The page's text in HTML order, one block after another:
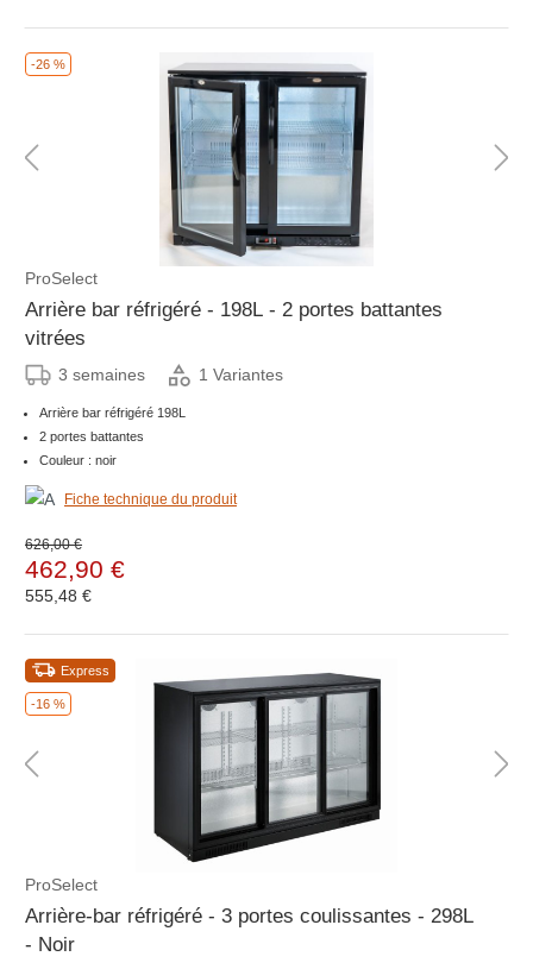
-26 %
ProSelect
Arrière bar réfrigéré - 198L - 2 portes battantes
vitrées
3 semaines 1 Variantes
Arrière bar réfrigéré 198L
2 portes battantes
Couleur : noir
Fiche technique du produit
626,00 €
462,90 €
555,48 €
-16 %
Express
ProSelect
Arrière-bar réfrigéré - 3 portes coulissantes - 298L
- Noir